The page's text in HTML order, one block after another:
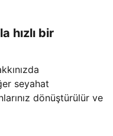
hızlı bir
seyahat
dönüştürülür ve